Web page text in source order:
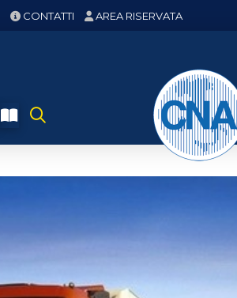
CONTATTI AREA RISERVATA